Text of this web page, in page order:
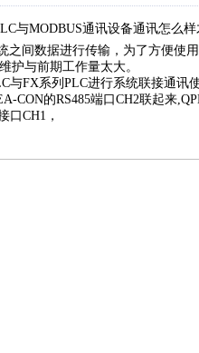
与MODBUS通讯设备通讯怎么
之间数据进行传输，为了方便使
护与前期工作量太大。
与FX系列PLC进行系统联接通讯
CON的RS485端口CH2联起来
口CH1，